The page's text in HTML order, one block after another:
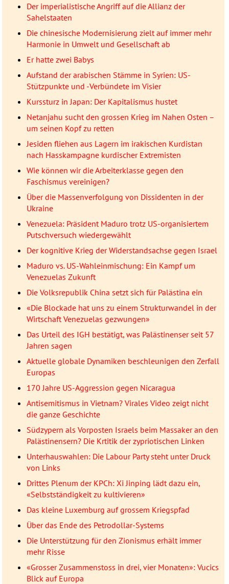
Der imperialistische Angriff auf die Allianz der
Sahelstaaten
Die chinesische Modernisierung zielt auf immer mehr
Harmonie in Umwelt und Gesellschaft ab
Er hatte zwei Babys
Aufstand der arabischen Stämme in Syrien: US-
Stützpunkte und -Verbündete im Visier
Kurssturz in Japan: Der Kapitalismus hustet
Netanjahu sucht den grossen Krieg im Nahen Osten –
um seinen Kopf zu retten
Jesiden fliehen aus Lagern im irakischen Kurdistan
nach Hasskampagne kurdischer Extremisten
Wie können wir die Arbeiterklasse gegen den
Faschismus vereinigen?
Über die Massenverfolgung von Dissidenten in der
Ukraine
Venezuela: Präsident Maduro trotz US-organisiertem
Putschversuch wiedergewählt
Der kognitive Krieg der Widerstandsachse gegen Israel
Maduro vs. US-Wahleinmischung: Ein Kampf um
Venezuelas Zukunft
Die Volksrepublik China setzt sich für Palästina ein
«Die Blockade hat uns zu einem Strukturwandel in der
Wirtschaft Venezuelas gezwungen»
Das Urteil des IGH bestätigt, was Palästinenser seit 57
Jahren sagen
Aktuelle globale Dynamiken beschleunigen den Zerfall
Europas
170 Jahre US-Aggression gegen Nicaragua
Antisemitismus in Vietnam? Virales Video zeigt nicht
die ganze Geschichte
Südzypern als Vorposten Israels beim Massaker an den
Palästinensern? Die Krtitik der zypriotischen Linken
Unterhauswahlen: Die Labour Party steht unter Druck
von Links
Drittes Plenum der KPCh: Xi Jinping lädt dazu ein,
«Selbstständigkeit zu kultivieren»
Das kleine Luxemburg auf grossem Kriegspfad
Über das Ende des Petrodollar-Systems
Die Unterstützung für den Zionismus erhält immer
mehr Risse
«Grosser Zusammenstoss in drei, vier Monaten»: Vucics
Blick auf Europa